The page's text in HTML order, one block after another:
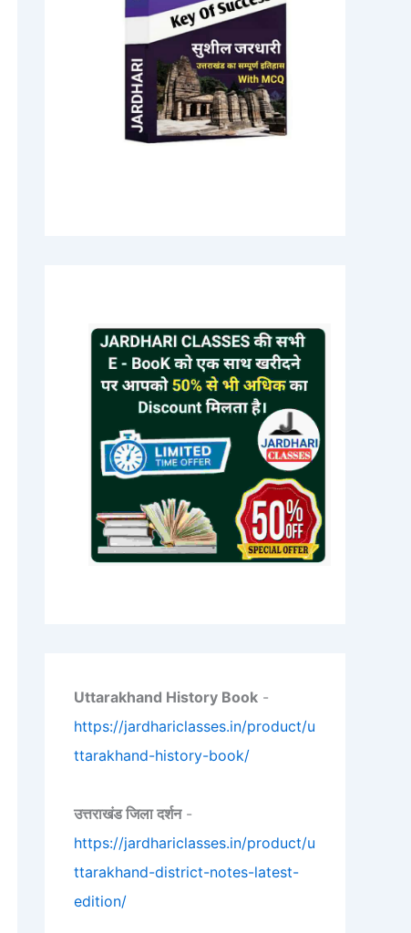
Uttarakhand History Book -
https://jardhariclasses.in/product/u
ttarakhand-history-book/
उत्तराखंड जिला दर्शन-
https://jardhariclasses.in/product/u
ttarakhand-district-notes-latest-
edition/